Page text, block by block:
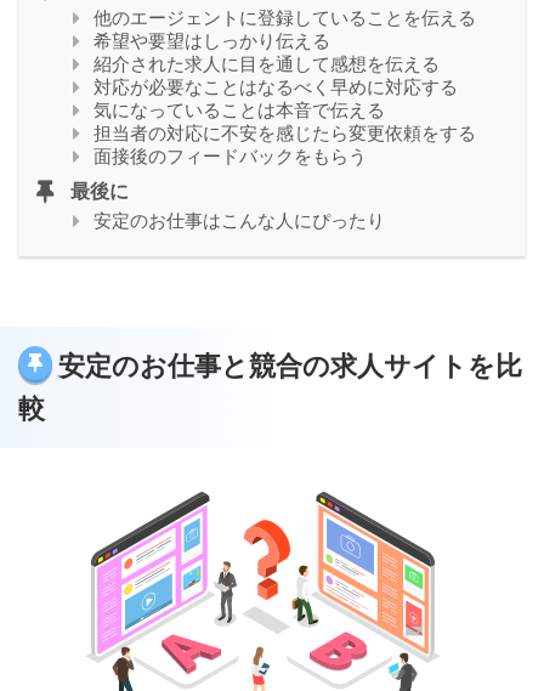
他のエージェントに登録していることを伝える
希望や要望はしっかり伝える
紹介された求人に目を通して感想を伝える
対応が必要なことはなるべく早めに対応する
気になっていることは本音で伝える
担当者の対応に不安を感じたら変更依頼をする
面接後のフィードバックをもらう
最後に
安定のお仕事はこんな人にぴったり
安定のお仕事と競合の求人サイトを比
較